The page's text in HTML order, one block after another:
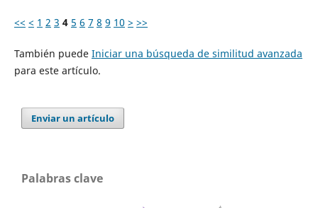
<< < 1 2 3 4 5 6 7 8 9 10 > >>
También puede Iniciar una búsqueda de similitud avanzada
para este artículo.
Enviar un artículo
Palabras clave